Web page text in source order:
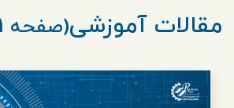
مقالات آموزشی(صفحه 1)